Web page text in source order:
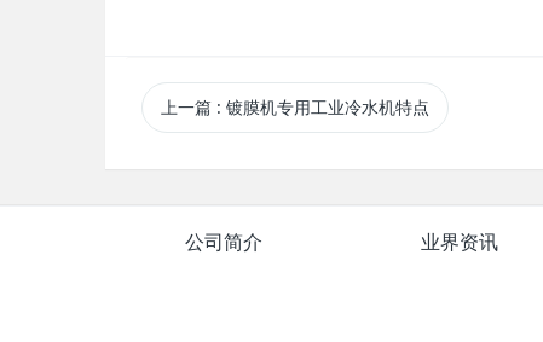
上一篇 : 镀膜机专用工业冷水机特点
公司简介 业界资讯